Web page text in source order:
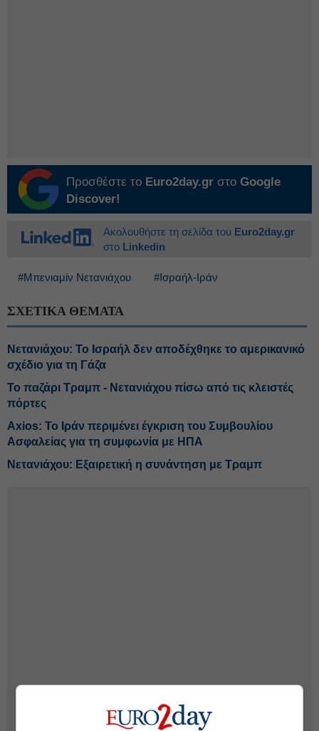
Προσθέστε το Euro2day.gr στο Google
Discover!
Ακολουθήστε τη σελίδα του Euro2day.gr
στο Linkedin
#Μπενιαμίν Νετανιάχου #Ισραήλ-Ιράν
ΣΧΕΤΙΚΑ ΘΕΜΑΤΑ
Νετανιάχου: Το Ισραήλ δεν αποδέχθηκε το αμερικανικό
σχέδιο για τη Γάζα
Το παζάρι Τραμπ - Νετανιάχου πίσω από τις κλειστές
πόρτες
Axios: Το Ιράν περιμένει έγκριση του Συμβουλίου
Ασφαλείας για τη συμφωνία με ΗΠΑ
Νετανιάχου: Εξαιρετική η συνάντηση με Τραμπ